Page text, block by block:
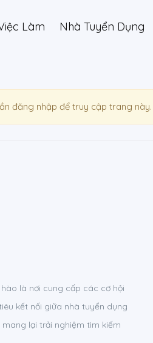
Làm Nhà Tuyển Dụng
đăng nhập để truy cập trang này.
là nơi cung cấp các cơ hội
kết nối giữa nhà tuyển dụng
lại trải nghiệm tìm kiếm